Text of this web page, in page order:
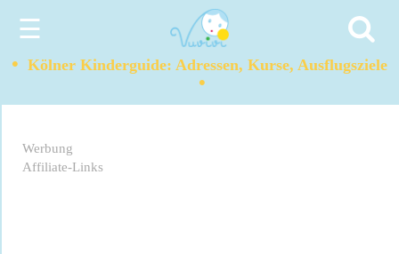
☰
• Kölner Kinderguide: Adressen, Kurse, Ausflugsziele
•
Werbung
Affiliate-Links